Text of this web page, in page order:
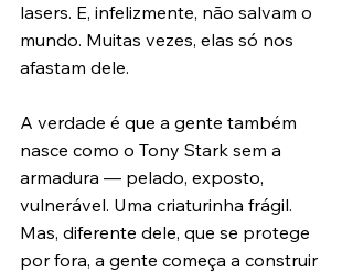
lasers. E, infelizmente, não salvam o
mundo. Muitas vezes, elas só nos
afastam dele.
A verdade é que a gente também
nasce como o Tony Stark sem a
armadura — pelado, exposto,
vulnerável. Uma criaturinha frágil.
Mas, diferente dele, que se protege
por fora, a gente começa a construir